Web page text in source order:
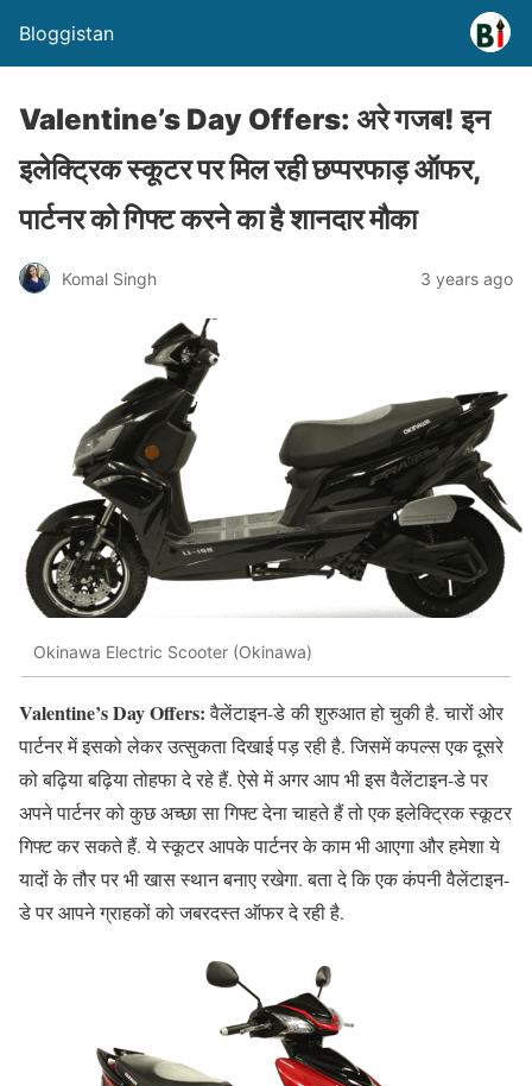
Bloggistan
Valentine’s Day Offers: अरे गजब! इन
इलेक्ट्रिक स्कूटर पर मिल रही छप्परफाड़ ऑफर,
पार्टनर को गिफ्ट करने का है शानदार मौका
Komal Singh 3 years ago
Okinawa Electric Scooter (Okinawa)
Valentine’s Day Offers:वैलेंटाइन-डे की शुरुआत हो चुकी है. चारों ओर
पार्टनर में इसको लेकर उत्सुकता दिखाई पड़ रही है. जिसमें कपल्स एक दूसरे
को बढ़िया बढ़िया तोहफा दे रहे हैं. ऐसे में अगर आप भी इस वैलेंटाइन-डे पर
अपने पार्टनर को कुछ अच्छा सा गिफ्ट देना चाहते हैं तो एक इलेक्ट्रिक स्कूटर
गिफ्ट कर सकते हैं. ये स्कूटर आपके पार्टनर के काम भी आएगा और हमेशा ये
यादों के तौर पर भी खास स्थान बनाए रखेगा. बता दे कि एक कंपनी वैलेंटाइन-
डे पर आपने ग्राहकों को जबरदस्त ऑफर दे रही है.